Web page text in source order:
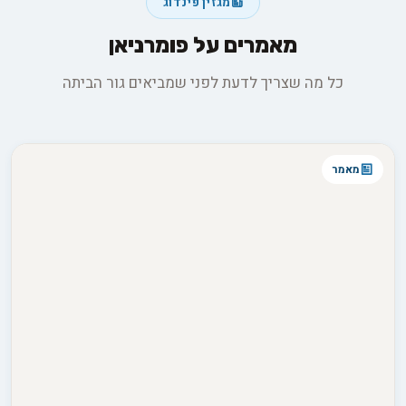
מאמרים על פומרניאן
כל מה שצריך לדעת לפני שמביאים גור הביתה
מאמר